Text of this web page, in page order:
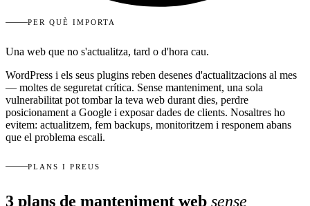
PER QUÈ IMPORTA
Una web que no s'actualitza, tard o d'hora cau.
WordPress i els seus plugins reben desenes d'actualitzacions al mes
— moltes de seguretat crítica. Sense manteniment, una sola
vulnerabilitat pot tombar la teva web durant dies, perdre
posicionament a Google i exposar dades de clients. Nosaltres ho
evitem: actualitzem, fem backups, monitoritzem i responem abans
que el problema escali.
PLANS I PREUS
3 plans de manteniment web sense